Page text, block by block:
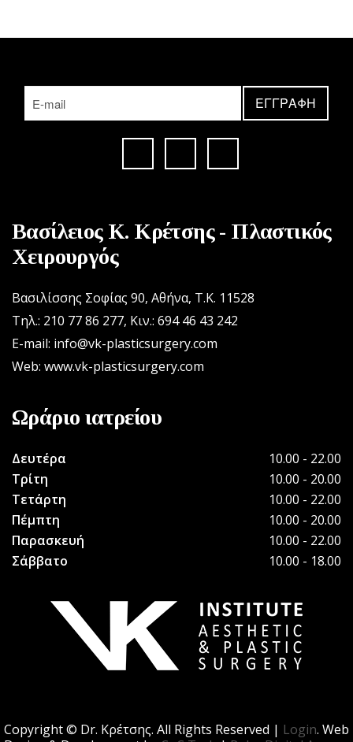
Βασίλειος Κ. Κρέτσης - Πλαστικός
Χειρουργός
Βασιλίσσης Σοφίας 90, Αθήνα, Τ.Κ. 11528
Τηλ.: 210 77 86 277, Κιν.: 694 46 43 242
E-mail: info@vk-plasticsurgery.com
Web: www.vk-plasticsurgery.com
Ωράριο ιατρείου
Δευτέρα
10.00 - 22.00
Τρίτη
10.00 - 20.00
Τετάρτη
10.00 - 22.00
Πέμπτη
10.00 - 20.00
Παρασκευή
10.00 - 22.00
Σάββατο
10.00 - 18.00
Copyright © Dr. Κρέτσης. All Rights Reserved | Login. Web